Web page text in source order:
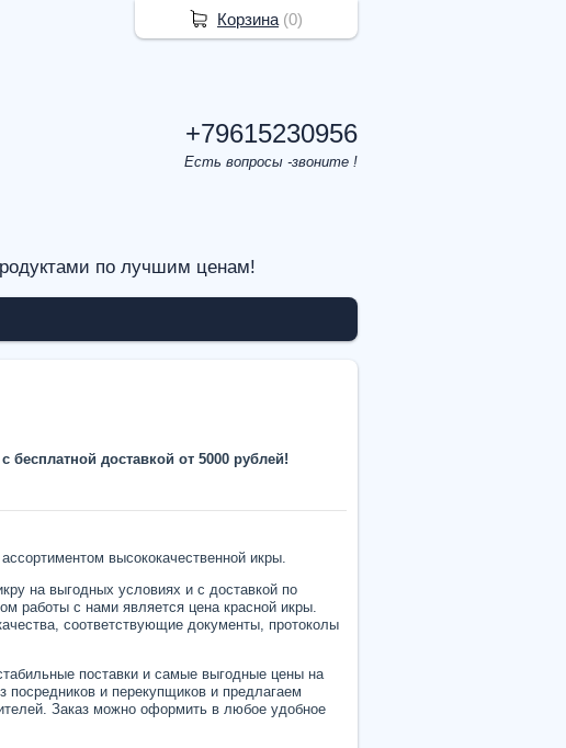
+79615230956
Есть вопросы -звоните !
по лучшим ценам!
доставкой от 5000 рублей!
высококачественной икры.
на выгодных условиях и с доставкой по
работы с нами является цена красной икры.
соответствующие документы, протоколы
поставки и самые выгодные цены на
и перекупщиков и предлагаем
Заказ можно оформить в любое удобное
Корзина (0)